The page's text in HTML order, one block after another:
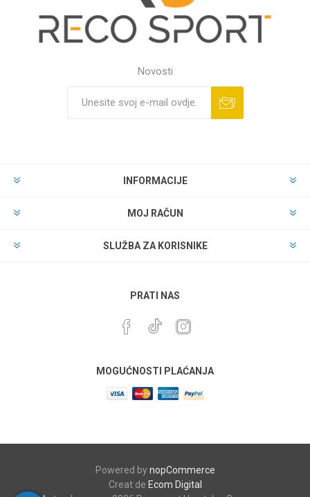
Novosti
INFORMACIJE
MOJ RAČUN
SLUŽBA ZA KORISNIKE
PRATI NAS
MOGUĆNOSTI PLAĆANJA
Powered bynopCommerce
Creat de Ecom Digital